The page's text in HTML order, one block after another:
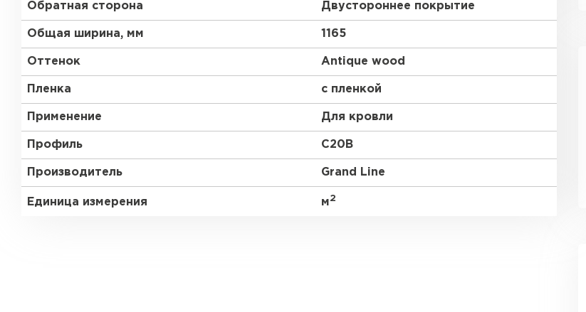
Обратная сторона Двустороннее покрытие
Общая ширина, мм 1165
Оттенок Antique wood
Пленка с пленкой
Применение Для кровли
Профиль C20В
Производитель Grand Line
Единица измерения м2